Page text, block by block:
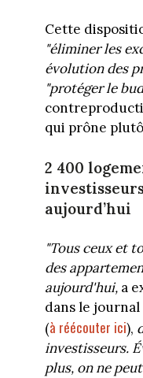
Cette
"éliminer les
évolution des
"protéger le
qui prône
2 400
aujourd’hui
"Tous ceux et
des
aujourd'hui, a
dans le
(à réécouter ici),
investisseurs.
plus, on ne